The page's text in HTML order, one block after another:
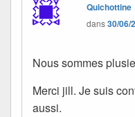
Quichottine
dans30/06/
Nous sommes
Merci jill. Je suis
aussi.